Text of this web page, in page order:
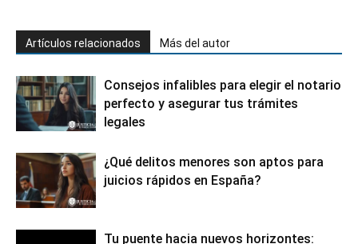
Artículos relacionados Más del autor
Consejos infalibles para elegir el notario
perfecto y asegurar tus trámites
legales
¿Qué delitos menores son aptos para
juicios rápidos en España?
Tu puente hacia nuevos horizontes: